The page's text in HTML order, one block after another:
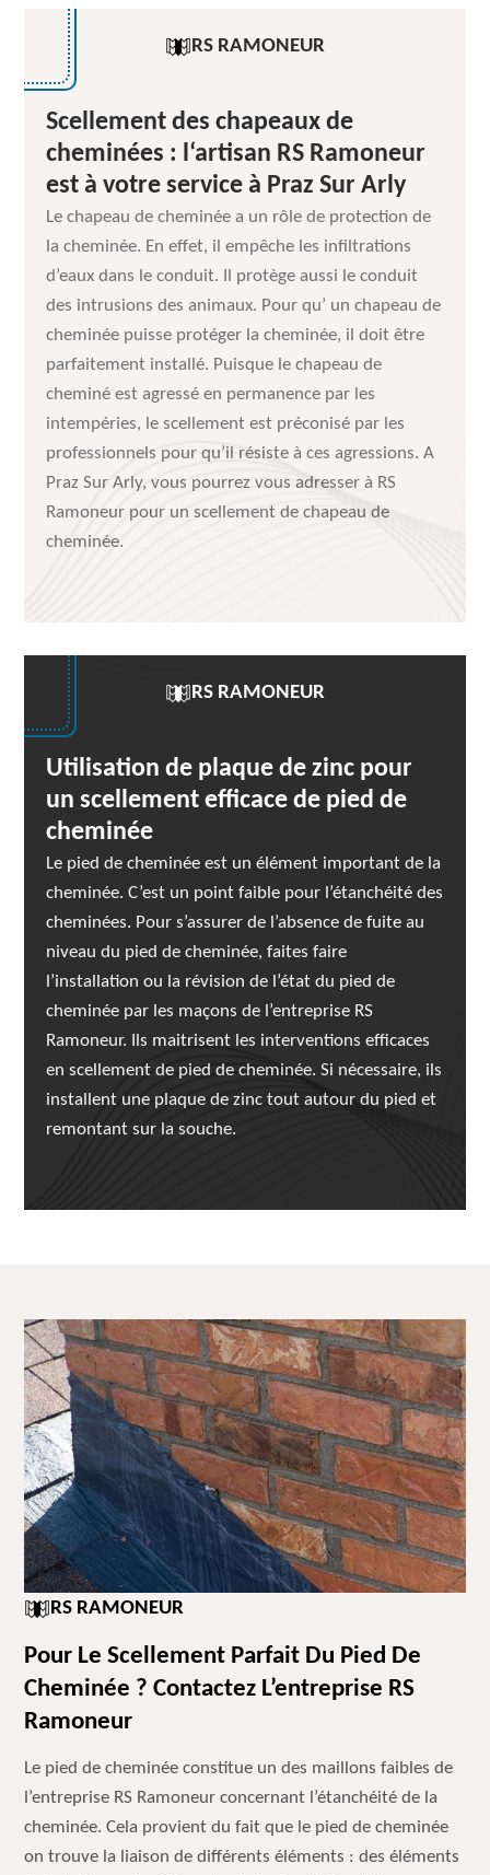
RS RAMONEUR
Scellement des chapeaux de
cheminées : l‘artisan RS Ramoneur
est à votre service à Praz Sur Arly
Le chapeau de cheminée a un rôle de protection de
la cheminée. En effet, il empêche les infiltrations
d’eaux dans le conduit. Il protège aussi le conduit
des intrusions des animaux. Pour qu’ un chapeau de
cheminée puisse protéger la cheminée, il doit être
parfaitement installé. Puisque le chapeau de
cheminé est agressé en permanence par les
intempéries, le scellement est préconisé par les
professionnels pour qu’il résiste à ces agressions. A
Praz Sur Arly, vous pourrez vous adresser à RS
Ramoneur pour un scellement de chapeau de
cheminée.
RS RAMONEUR
Utilisation de plaque de zinc pour
un scellement efficace de pied de
cheminée
Le pied de cheminée est un élément important de la
cheminée. C’est un point faible pour l’étanchéité des
cheminées. Pour s’assurer de l’absence de fuite au
niveau du pied de cheminée, faites faire
l’installation ou la révision de l’état du pied de
cheminée par les maçons de l’entreprise RS
Ramoneur. Ils maitrisent les interventions efficaces
en scellement de pied de cheminée. Si nécessaire, ils
installent une plaque de zinc tout autour du pied et
remontant sur la souche.
RS RAMONEUR
Pour Le Scellement Parfait Du Pied De
Cheminée ? Contactez L’entreprise RS
Ramoneur
Le pied de cheminée constitue un des maillons faibles de
l’entreprise RS Ramoneur concernant l’étanchéité de la
cheminée. Cela provient du fait que le pied de cheminée
on trouve la liaison de différents éléments : des éléments